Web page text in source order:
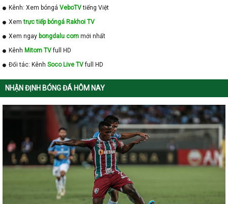
Kênh: Xem bóngá VeboTVtiếng Việt
Xemtrực tiếp bóngá Rakhoi TV
Xem ngay bongdalu com mới nhất
Kênh Mitom TVfull HD
Đối tác: Kênh Soco Live TVfull HD
NHẬN ĐỊNH BÓNG ĐÁ HÔM NAY